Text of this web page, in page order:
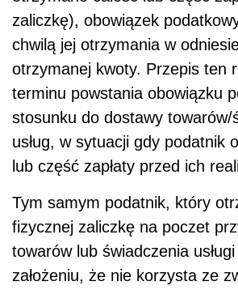
zaliczkę), obowiązek
chwilą jej otrzymania w
otrzymanej kwoty. Przepis ten
terminu powstania obowiązku
stosunku do dostawy towarów/
usług, w sytuacji gdy podatnik
lub część zapłaty przed ich
Tym samym podatnik, który
fizycznej zaliczkę na poczet
towarów lub świadczenia
założeniu, że nie korzysta ze